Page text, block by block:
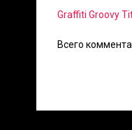
Graffiti Groovy
Всего